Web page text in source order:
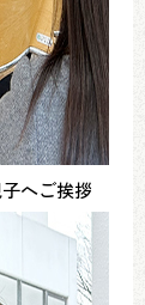
へご挨拶